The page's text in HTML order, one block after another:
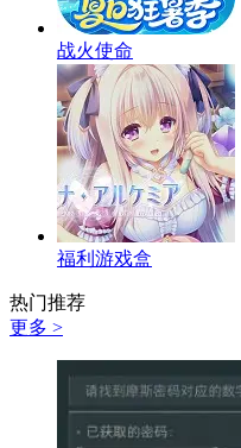
战火使命
福利游戏盒
热门推荐
更多 >